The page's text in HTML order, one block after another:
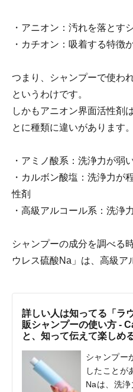
・アニオン：汚れを落とす
・カチオン：吸着する特徴
つまり、シャンプーで使わ
というわけです。
しかもアニオン界面活性剤
とに種類に違いがあります。
・アミノ酸系：洗浄力が弱
・カルボン酸塩：洗浄力が
性剤
・高級アルコール系：洗浄
シャンプーの成分を調べる
ウレス硫酸Na」は、高級ア
詳しい人は知ってる「ラ
販シャンプーの使い方 -
と、知って伝えて楽しめる
シャンプー
したことが
Naは、洗